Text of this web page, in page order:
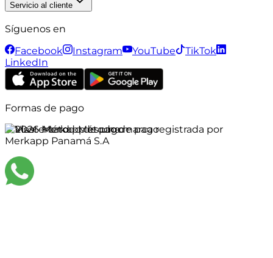
Servicio al cliente
Síguenos en
Facebook
Instagram YouTube
TikTok
LinkedIn
Formas de pago
©2026Merkapp es una marca registrada por
Merkapp Panamá S.A